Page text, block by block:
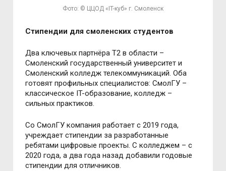
Фото: © ЦЦОД «IT-куб» г. Смоленск
Стипендии для смоленских студентов
Два ключевых партнёра T2 в области –
Смоленский государственный университет и
Смоленский колледж телекоммуникаций. Оба
готовят профильных специалистов: СмолГУ –
классическое IT-образование, колледж –
сильных практиков.
Со СмолГУ компания работает с 2019 года,
учреждает стипендии за разработанные
ребятами цифровые проекты. С колледжем – с
2020 года, а два года назад добавили годовые
стипендии для отличников.